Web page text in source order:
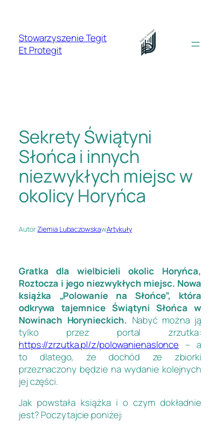
treściStowarzyszenie Tegit
Et Protegit
Sekrety Świątyni
Słońca i innych
niezwykłych miejsc w
okolicy Horyńca
Autor:Ziemia LubaczowskawArtykuły
Gratka dla wielbicieli okolic Horyńca,
Roztocza i jego niezwykłych miejsc. Nowa
książka „Polowanie na Słońce”, która
odkrywa tajemnice Świątyni Słońca w
Nowinach Horynieckich. Nabyć można ją
tylko przez portal zrzutka:
https://zrzutka.pl/z/polowanienaslonce – a
to dlatego, że dochód ze zbiorki
przeznaczony będzie na wydanie kolejnych
jej części.
Jak powstała książka i o czym dokładnie
jest? Poczytajcie poniżej: